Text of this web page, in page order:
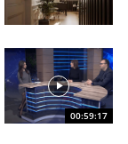
00:59:17